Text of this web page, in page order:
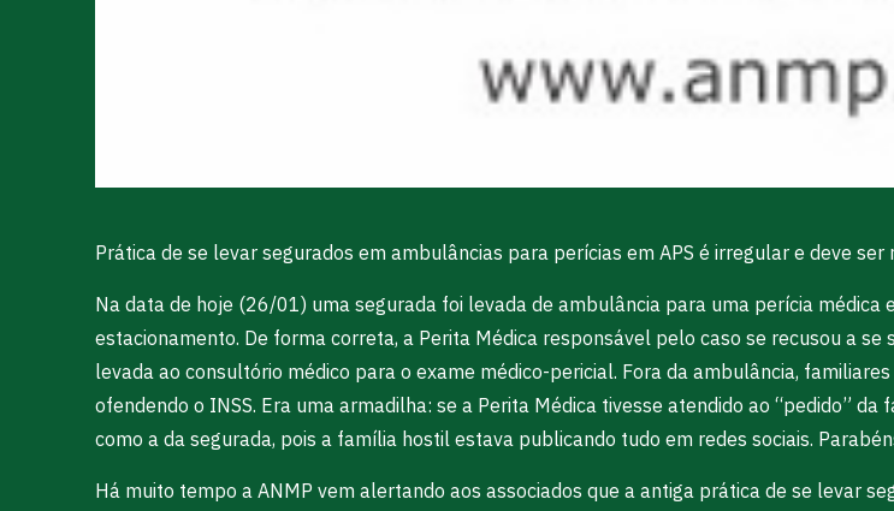
Prática de se levar segurados em ambulâncias para perícias em APS é irregular e deve ser
Na data de hoje (26/01) uma segurada foi levada de ambulância para uma perícia
estacionamento. De forma correta, a Perita Médica responsável pelo caso se recusou a
levada ao consultório médico para o exame médico-pericial. Fora da ambulância,
ofendendo o INSS. Era uma armadilha: se a Perita Médica tivesse atendido ao “pedido”
como a da segurada, pois a família hostil estava publicando tudo em redes sociais.
Há muito tempo a ANMP vem alertando aos associados que a antiga prática de se levar